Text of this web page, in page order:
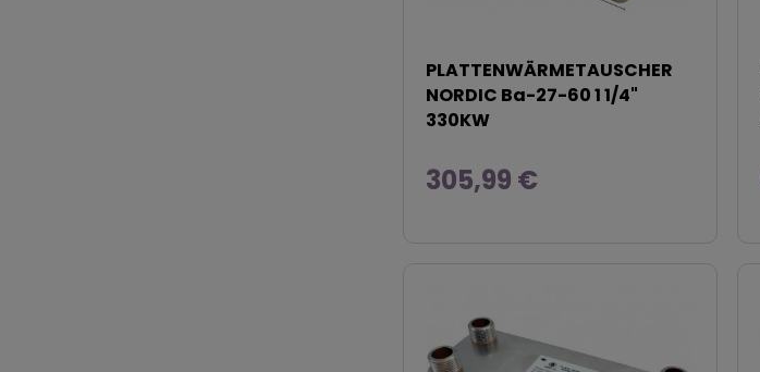
PLATTENWÄRMETAUSCHER
NORDIC Ba-27-60 1 1/4"
330KW
305,99 €